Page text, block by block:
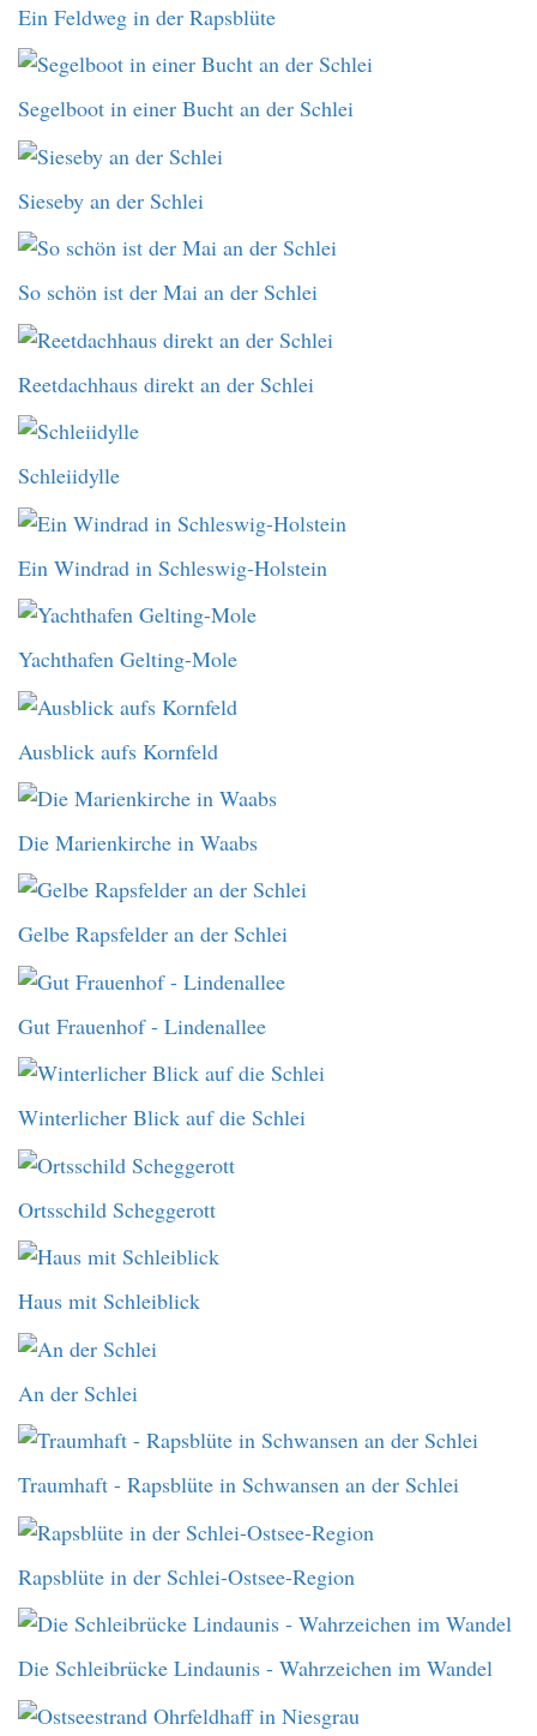
Ein Feldweg in der Rapsblüte
Segelboot in einer Bucht an der Schlei
Sieseby an der Schlei
So schön ist der Mai an der Schlei
Reetdachhaus direkt an der Schlei
Schleiidylle
Ein Windrad in Schleswig-Holstein
Yachthafen Gelting-Mole
Ausblick aufs Kornfeld
Die Marienkirche in Waabs
Gelbe Rapsfelder an der Schlei
Gut Frauenhof - Lindenallee
Winterlicher Blick auf die Schlei
Ortsschild Scheggerott
Haus mit Schleiblick
An der Schlei
Traumhaft - Rapsblüte in Schwansen an der Schlei
Rapsblüte in der Schlei-Ostsee-Region
Die Schleibrücke Lindaunis - Wahrzeichen im Wandel